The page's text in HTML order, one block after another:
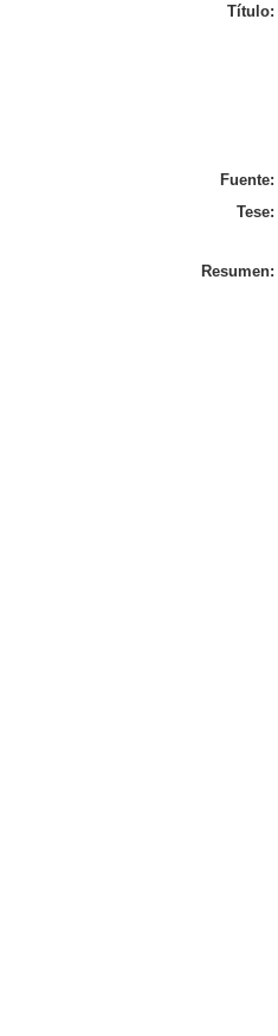
Título:
Fuente:
Tese:
Resumen: